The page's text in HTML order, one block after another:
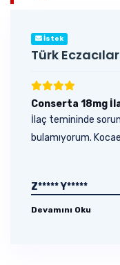
İstek
Türk
Conserta 18mg
İlaç temininde
bulamıyorum.
Z***** Y*****
Devamını Oku